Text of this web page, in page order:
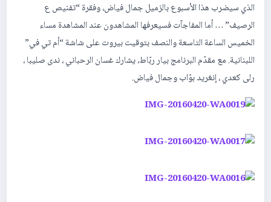
الذي سيضرب هذا الأسبوع بالزميل جمال فياض، وفقرة “تفنيص ع
الرصيف” … أما المفاجآت فسيعرفها المشاهدون عند المشاهدة مساء
الخميس الساعة التاسعة والنصف بتوقيت بيروت على شاشة “أم تي في”
اللبنانية. مع مقدّم البرنامج بيار ربّاط، يشارك غسان الرحباني ، ندى صليبا ،
رلى كعدي ، إنغريد بوّاب وجمال فياض.